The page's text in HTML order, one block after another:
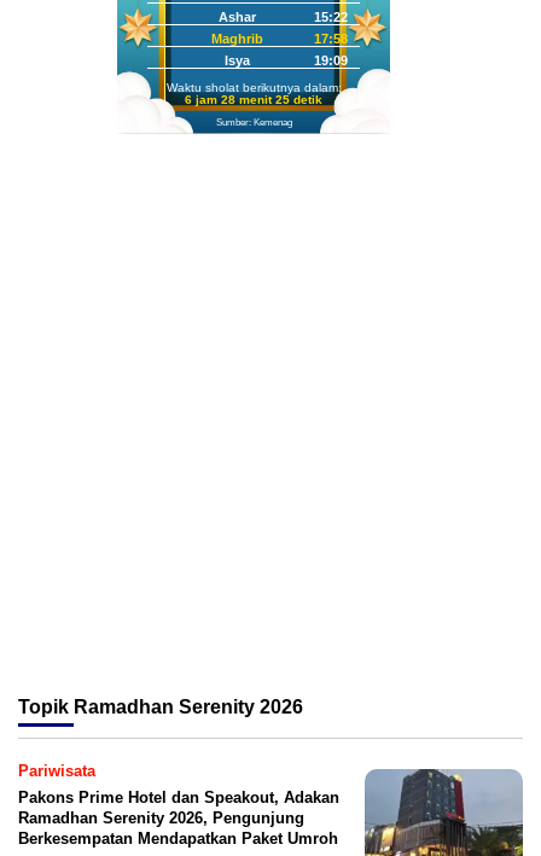
Ashar
15:22
Maghrib
17:58
Isya
19:09
Waktu sholat berikutnya dalam:
6 jam 28 menit 24 detik
Sumber: Kemenag
Topik Ramadhan Serenity 2026
Pariwisata
Pakons Prime Hotel dan Speakout, Adakan
Ramadhan Serenity 2026, Pengunjung
Berkesempatan Mendapatkan Paket Umroh